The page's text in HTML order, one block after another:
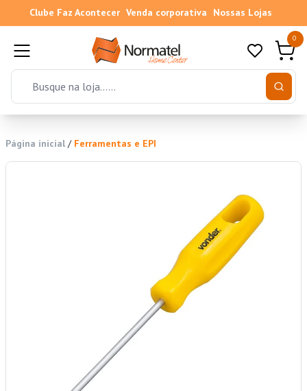
Clube Faz Acontecer Venda corporativa Nossas Lojas
0
Página inicial / Ferramentas e EPI